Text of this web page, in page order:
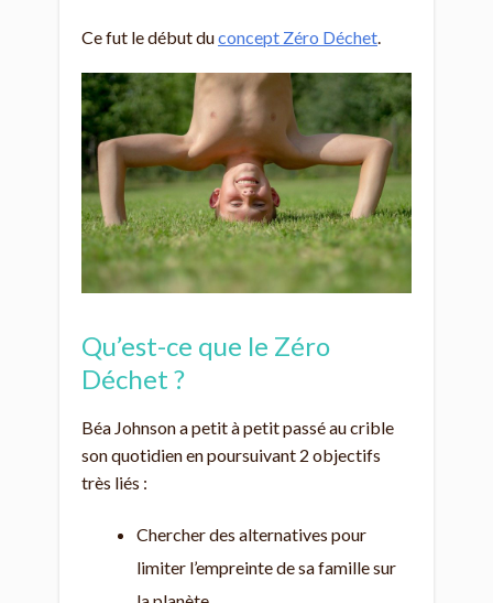
Ce fut le début duconcept Zéro Déchet.
Qu’est-ce que le Zéro
Déchet ?
Béa Johnson a petit à petit passé au crible
son quotidien en poursuivant 2 objectifs
très liés :
Chercher des alternatives pour
limiter l’empreinte de sa famille sur